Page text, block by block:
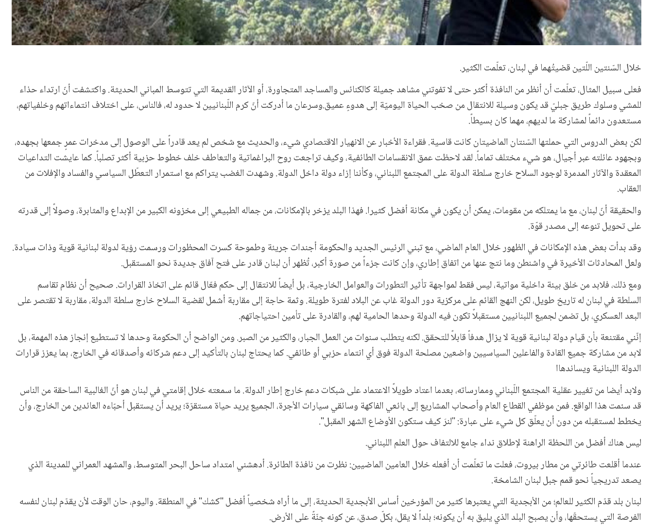
خلال السّنتين اللّتين قضيتُهما في لبنان، تعلّمت الكثير.
فعلى سبيل المثال، تعلّمت أن أنظر من النافذة أكثر حتى لا تفوتني مشاهد جميلة كالكنائس والمساجد المتجاورة، أو الآثار القديمة التي تتوسط المباني الحديثة. واكتشفت أنّ ارتداء حذاء
للمشي وسلوك طريق جبليّ قد يكون وسيلة للانتقال من صخب الحياة اليوميّة إلى هدوءٍ عميق.وسرعان ما أدركت أنّ كرم اللّبنانيين لا حدود له، فالناس، على اختلافانتماءاتهموخلفياتهم،
مستعدون دائماً لمشاركة ما لديهم، مهما كان بسيطاً.
لكن بعض الدروس التي حملتها السّنتان الماضيتان كانت قاسية. فقراءة الأخبار عن الانهيار الاقتصادي شيء، والحديث مع شخص لم يعد قادراً على الوصول إلى مدخرات عمرٍ جمعها بجهده،
وبجهود عائلته عبر أجيال، هو شيء مختلف تماماً. لقد لاحظت عمق الانقسامات الطائفية، وكيف تراجعت روحالبراغماتية والتعاطف خلف خطوط حزبية أكثر تصلباً. كما عايشت التداعيات
المعقدة والآثار المدمرة لوجود السلاح خارج سلطة الدولة على المجتمع اللبناني، وكأننا إزاء دولة داخل الدولة. وشهدت الغضب يتراكم مع استمرار التعطّل السياسي والفساد والإفلات من
العقاب.
والحقيقة أنّ لبنان، مع ما يمتلكه من مقومات، يمكن أن يكون في مكانة أفضل كثيرا. فهذا البلد يزخر بالإمكانات، من جماله الطبيعي إلى مخزونه الكبير من الإبداع والمثابرة، وصولاً إلى قدرته
على تحويل تنوعه إلى مصدر قوّة.
وقد بدأت بعض هذه الإمكانات في الظهور خلال العام الماضي، مع تبني الرئيس الجديد والحكومة أجندات جريئة وطموحة كسرت المحظورات ورسمت رؤية لدولة لبنانية قوية وذات سيادة.
ولعل المحادثات الأخيرة في واشنطن وما نتج عنها من اتفاق إطاري، وإن كانت جزءاً من صورة أكبر، تُظهر أن لبنان قادر على فتح آفاق جديدة نحو المستقبل.
ومع ذلك، فلابد من خلق بيئة داخلية مواتية، ليس فقط لمواجهة تأثير التطورات والعوامل الخارجية، بل أيضاً للانتقال إلى حكم فعّال قائم على اتخاذ القرارات. صحيح أن نظام تقاسم
السلطة في لبنان له تاريخ طويل، لكن النهج القائم على مركزية دور الدولة غاب عن البلاد لفترة طويلة.وثمة حاجة إلى مقاربة أشمل لقضية السلاح خارج سلطة الدولة، مقاربة لا تقتصر على
البعد العسكري، بل تضمن لجميع اللبنانيين مستقبلاً تكون فيه الدولة وحدها الحامية لهم، والقادرة على تأمين احتياجاتهم.
إنّني مقتنعة بأن قيام دولة لبنانية قوية لا يزال هدفاً قابلاً للتحقق. لكنه يتطلب سنوات من العمل الجبار، والكثير من الصبر. ومن الواضح أن الحكومة وحدها لا تستطيع إنجاز هذه المهمة، بل
لابد من مشاركة جميع القادة والفاعلين السياسيين واضعين مصلحة الدولة فوق أي انتماء حزبي أو طائفي. كما يحتاج لبنان بالتأكيد إلى دعم شركائه وأصدقائه في الخارج، بما يعزز قرارات
الدولة اللبنانية ويساندهاا
ولابد أيضا من تغيير عقلية المجتمع اللّبناني وممارساته، بعدما اعتاد طويلاً الاعتماد على شبكات دعم خارج إطار الدولة. ما سمعته خلال إقامتي في لبنان هو أنّ الغالبية الساحقة من الناس
قد سئمت هذا الواقع. فمن موظفي القطاع العام وأصحاب المشاريع إلى بائعي الفاكهة وسائقي سيارات الأجرة، الجميع يريد حياة مستقرّة؛ يريد أن يستقبل أحبّاءه العائدين من الخارج، وأن
يخطط لمستقبله من دون أن يعلّق كل شيء على عبارة: "لنرَ كيف ستكون الأوضاع الشهر المقبل".
ليس هناك أفضل من اللحظة الراهنة لإطلاق نداء جامع للالتفاف حول العلم اللبناني.
عندما أقلعت طائرتي من مطار بيروت، فعلت ما تعلّمت أن أفعله خلال العامين الماضيين: نظرت من نافذة الطائرة. أدهشني امتداد ساحل البحر المتوسط، والمشهد العمراني للمدينة الذي
يصعد تدريجياً نحو قمم جبل لبنان الشامخة.
لبنان بلد قدّم الكثير للعالم؛ من الأبجدية التي يعتبرها كثير من المؤرخين أساس الأبجدية الحديثة، إلى ما أراه شخصياً أفضل "كشك" في المنطقة. واليوم، حان الوقت لأن يقدّم لبنان لنفسه
الفرصة التي يستحقّها، وأن يصبح البلد الذي يليق به أن يكونه؛ بلداً لا يقل، بكلّ صدق، عن كونه جنّةً على الأرض.